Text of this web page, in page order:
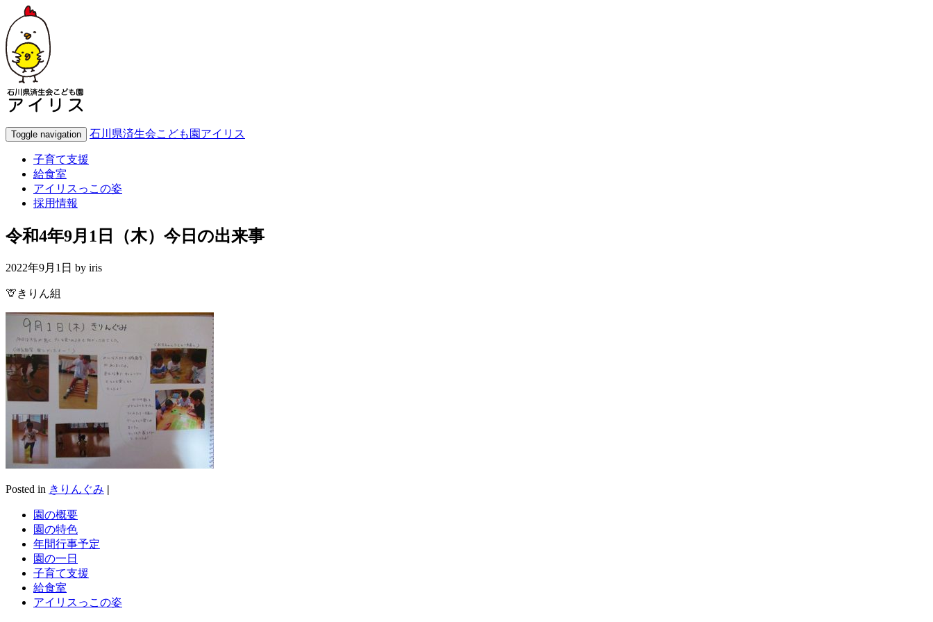
Toggle navigation 石川県済生会こども園アイリス
子育て支援
給食室
アイリスっこの姿
採用情報
令和4年9月1日（木）今日の出来事
2022年9月1日 by iris
🦒きりん組
Posted in きりんぐみ |
園の概要
園の特色
年間行事予定
園の一日
子育て支援
給食室
アイリスっこの姿